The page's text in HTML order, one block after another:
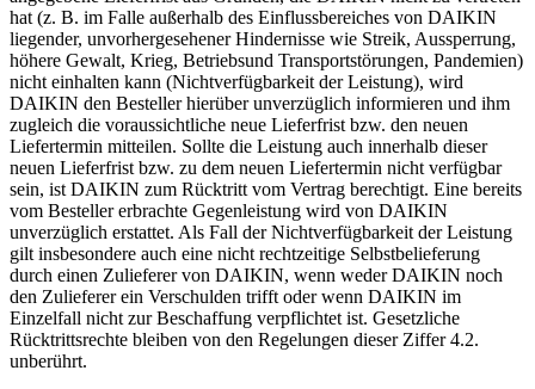
hat (z. B. im Falle außerhalb des Einflussbereiches von DAIKIN
liegender, unvorhergesehener Hindernisse wie Streik, Aussperrung,
höhere Gewalt, Krieg, Betriebsund Transportstörungen, Pandemien)
nicht einhalten kann (Nichtverfügbarkeit der Leistung), wird
DAIKIN den Besteller hierüber unverzüglich informieren und ihm
zugleich die voraussichtliche neue Lieferfrist bzw. den neuen
Liefertermin mitteilen. Sollte die Leistung auch innerhalb dieser
neuen Lieferfrist bzw. zu dem neuen Liefertermin nicht verfügbar
sein, ist DAIKIN zum Rücktritt vom Vertrag berechtigt. Eine bereits
vom Besteller erbrachte Gegenleistung wird von DAIKIN
unverzüglich erstattet. Als Fall der Nichtverfügbarkeit der Leistung
gilt insbesondere auch eine nicht rechtzeitige Selbstbelieferung
durch einen Zulieferer von DAIKIN, wenn weder DAIKIN noch
den Zulieferer ein Verschulden trifft oder wenn DAIKIN im
Einzelfall nicht zur Beschaffung verpflichtet ist. Gesetzliche
Rücktrittsrechte bleiben von den Regelungen dieser Ziffer 4.2.
unberührt.